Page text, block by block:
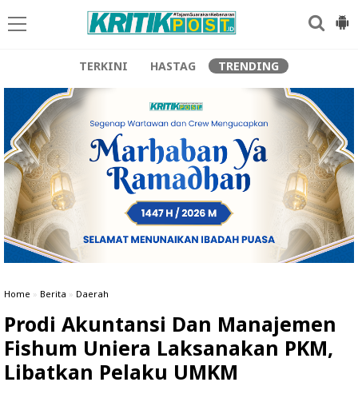
TERKINI HASTAG TRENDING
Home » Berita » Daerah
Prodi Akuntansi Dan Manajemen
Fishum Uniera Laksanakan PKM,
Libatkan Pelaku UMKM